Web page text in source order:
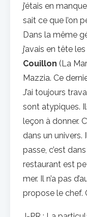
j’étais en
sait ce que l’on
Dans la même
j’avais en tête
Couillon (La
Mazzia. Ce
J’ai toujours
sont atypiques.
leçon à donner.
dans un univers.
passe, c’est
restaurant est
mer. Il n’a pas
propose le chef.